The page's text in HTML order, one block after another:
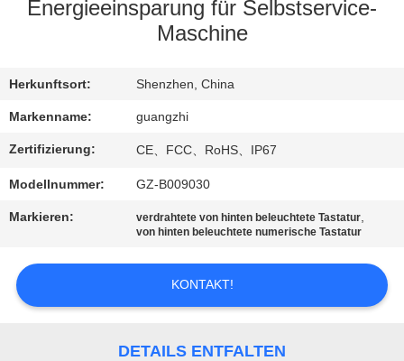
MIT
UNS
IN
VERBINDUNG
SIE
EIN
Energieeinsparung für Selbstservice-
Maschine
Herkunftsort: Shenzhen, China
Markenname: guangzhi
Zertifizierung: CE、FCC、RoHS、IP67
Modellnummer: GZ-B009030
Markieren: verdrahtete von hinten beleuchtete Tastatur,
von hinten beleuchtete numerische Tastatur
KONTAKT!
DETAILS ENTFALTEN